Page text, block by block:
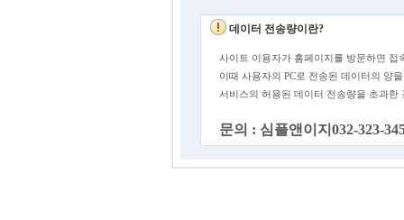
데이터 전송량이란?
사이트 이용자가 홈페이지를 방문하면 접
이때 사용자의 PC로 전송된 데이터의 양
서비스의 허용된 데이터 전송량을 초과
문의 : 심플앤이지032-323-